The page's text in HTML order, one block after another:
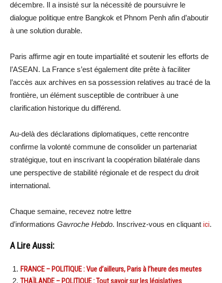
décembre. Il a insisté sur la nécessité de poursuivre le
dialogue politique entre Bangkok et Phnom Penh afin d’aboutir
à une solution durable.
Paris affirme agir en toute impartialité et soutenir les efforts de
l’ASEAN. La France s’est également dite prête à faciliter
l’accès aux archives en sa possession relatives au tracé de la
frontière, un élément susceptible de contribuer à une
clarification historique du différend.
Au-delà des déclarations diplomatiques, cette rencontre
confirme la volonté commune de consolider un partenariat
stratégique, tout en inscrivant la coopération bilatérale dans
une perspective de stabilité régionale et de respect du droit
international.
Chaque semaine, recevez notre lettre
d’informations Gavroche Hebdo. Inscrivez-vous en cliquant ici.
A Lire Aussi:
FRANCE – POLITIQUE : Vue d’ailleurs, Paris à l’heure des meutes